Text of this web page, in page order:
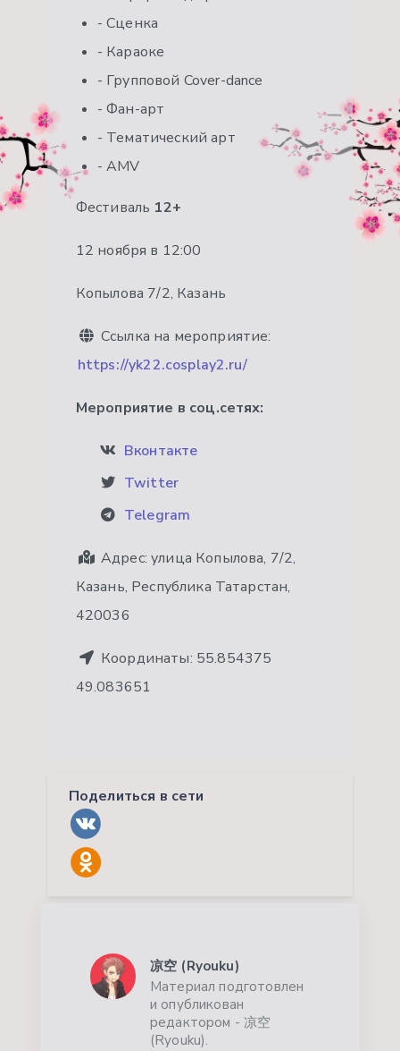
- Сценка
- Караоке
- Групповой Cover-dance
- Фан-арт
- Тематический арт
- AMV
Фестиваль 12+
12 ноября в 12:00
Копылова 7/2, Казань
Ссылка на мероприятие:
https://yk22.cosplay2.ru/
Мероприятие в соц.сетях:
Вконтакте
Twitter
Telegram
Адрес:улица Копылова, 7/2,
Казань, Республика Татарстан,
420036
Координаты: 55.854375
49.083651
Поделиться в сети
凉空 (Ryouku)
Материал подготовлен
и опубликован
редактором - 凉空
(Ryouku).